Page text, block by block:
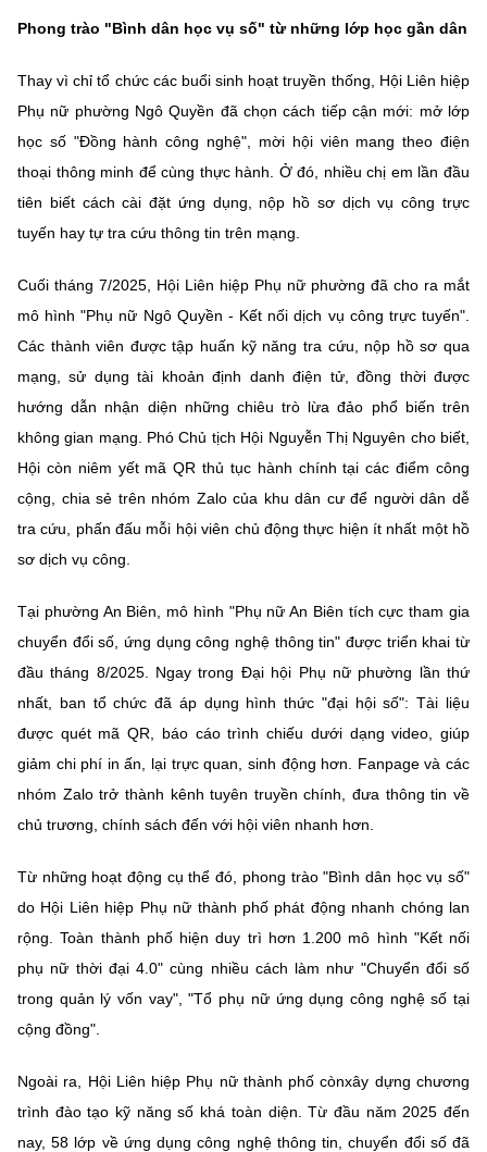
BỘ KHOA HỌC VÀ CÔNG NGHỆ
Điều khoản sử dụng Theo dõi MST:
Cơ quan chủ quản: Bộ Khoa học và Công nghệ (MST)
Chịu trách nhiệm nội dung: Nguyễn Thị Hải Hằng
Giám đốc Trung tâm Truyền thông Khoa học và Công nghệ.
Liên hệ
Địa chỉ: Ban Biên tập Cổng TTĐT - 18 Nguyễn Du, TP. Hà Nội
Điện thoại: 024 3936 9506
Email: stc@mst.gov.vn
©2026 Bản quyền thuộc Bộ Khoa Học và Công Nghệ
(Ghi rõ nguồn "https://mst.gov.vn" khi phát hành lại thông tin từ
Phong trào "Bình dân học vụ số" từ những lớp học gần dân
Thay vì chỉ tổ chức các buổi sinh hoạt truyền thống, Hội Liên hiệp
Phụ nữ phường Ngô Quyền đã chọn cách tiếp cận mới: mở lớp
học số "Đồng hành công nghệ", mời hội viên mang theo điện
thoại thông minh để cùng thực hành. Ở đó, nhiều chị em lần đầu
tiên biết cách cài đặt ứng dụng, nộp hồ sơ dịch vụ công trực
tuyến hay tự tra cứu thông tin trên mạng.
Cuối tháng 7/2025, Hội Liên hiệp Phụ nữ phường đã cho ra mắt
mô hình "Phụ nữ Ngô Quyền - Kết nối dịch vụ công trực tuyến".
Các thành viên được tập huấn kỹ năng tra cứu, nộp hồ sơ qua
mạng, sử dụng tài khoản định danh điện tử, đồng thời được
hướng dẫn nhận diện những chiêu trò lừa đảo phổ biến trên
không gian mạng. Phó Chủ tịch Hội Nguyễn Thị Nguyên cho biết,
Hội còn niêm yết mã QR thủ tục hành chính tại các điểm công
cộng, chia sẻ trên nhóm Zalo của khu dân cư để người dân dễ
tra cứu, phấn đấu mỗi hội viên chủ động thực hiện ít nhất một hồ
sơ dịch vụ công.
Tại phường An Biên, mô hình "Phụ nữ An Biên tích cực tham gia
chuyển đổi số, ứng dụng công nghệ thông tin" được triển khai từ
đầu tháng 8/2025. Ngay trong Đại hội Phụ nữ phường lần thứ
nhất, ban tổ chức đã áp dụng hình thức "đại hội số": Tài liệu
được quét mã QR, báo cáo trình chiếu dưới dạng video, giúp
giảm chi phí in ấn, lại trực quan, sinh động hơn. Fanpage và các
nhóm Zalo trở thành kênh tuyên truyền chính, đưa thông tin về
chủ trương, chính sách đến với hội viên nhanh hơn.
Từ những hoạt động cụ thể đó, phong trào "Bình dân học vụ số"
do Hội Liên hiệp Phụ nữ thành phố phát động nhanh chóng lan
rộng. Toàn thành phố hiện duy trì hơn 1.200 mô hình "Kết nối
phụ nữ thời đại 4.0" cùng nhiều cách làm như "Chuyển đổi số
trong quản lý vốn vay", "Tổ phụ nữ ứng dụng công nghệ số tại
cộng đồng".
Ngoài ra, Hội Liên hiệp Phụ nữ thành phố cònxây dựng chương
trình đào tạo kỹ năng số khá toàn diện. Từ đầu năm 2025 đến
nay, 58 lớp về ứng dụng công nghệ thông tin, chuyển đổi số đã